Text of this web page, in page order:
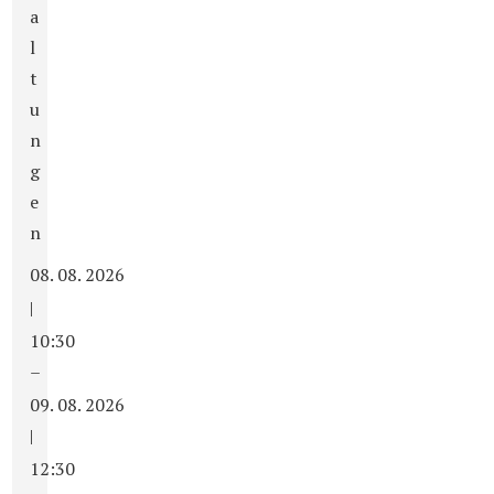
a
l
t
u
n
g
e
n
08. 08. 2026
|
10:30
–
09. 08. 2026
|
12:30